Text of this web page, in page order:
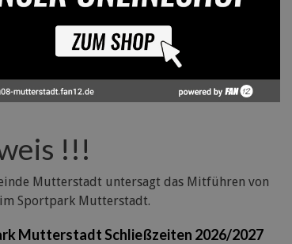
!!!
Mutterstadt untersagt das Mitführen von
Sportpark Mutterstadt.
Mutterstadt Schließzeiten 2026/2027